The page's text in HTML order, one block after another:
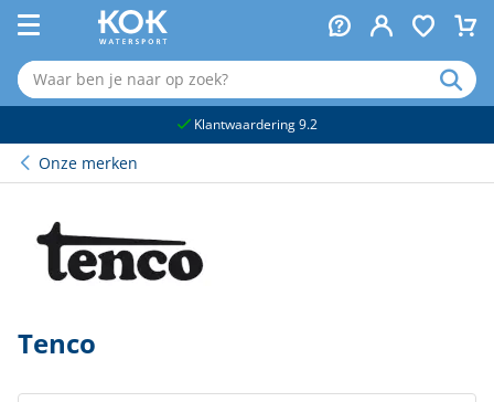
Klantwaardering 9.2
Onze merken
Tenco